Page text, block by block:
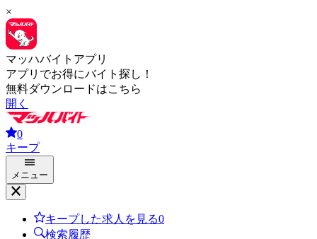
×
マッハバイトアプリ
アプリでお得にバイト探し！
無料ダウンロードはこちら
開く
0
キープ
メニュー
キープした求人を見る0
検索履歴